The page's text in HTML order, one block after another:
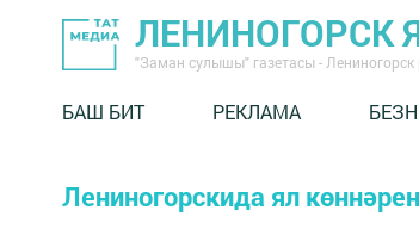
ЛЕНИНОГОРСК
"Заман сулышы" газетасы -
БАШ БИТ РЕКЛАМА
Лениногорскида ял